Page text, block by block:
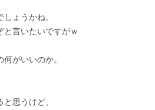
ょうかね。
と言いたいですがｗ
何がいいのか。
思うけど、